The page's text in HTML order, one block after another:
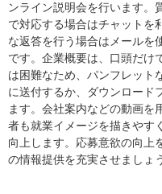
ンライン説明会を行います。
で対応する場合はチャットを
な返答を行う場合はメールを
です。企業概要は、口頭だけ
は困難なため、パンフレット
に送付するか、ダウンロード
ます。会社案内などの動画を
者も就業イメージを描きやす
向上します。応募意欲の向上
の情報提供を充実させましょ